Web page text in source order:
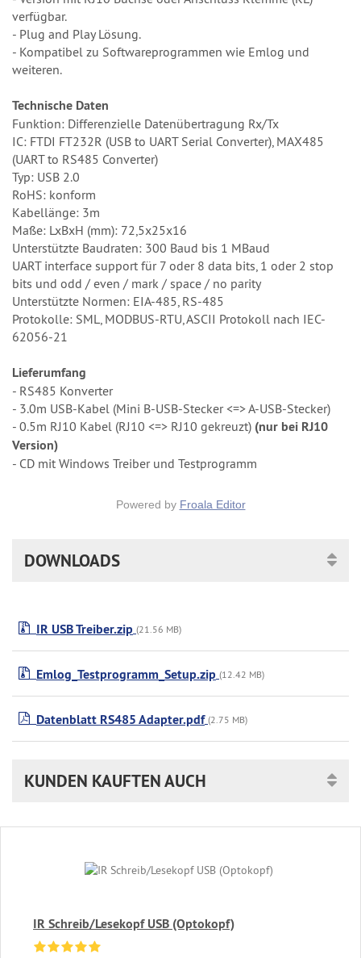
verfügbar.
- Plug and Play Lösung.
- Kompatibel zu Softwareprogrammen wie Emlog und
weiteren.
Technische Daten
Funktion: Differenzielle Datenübertragung Rx/Tx
IC: FTDI FT232R (USB to UART Serial Converter), MAX485
(UART to RS485 Converter)
Typ: USB 2.0
RoHS: konform
Kabellänge: 3m
Maße: LxBxH (mm): 72,5x25x16
Unterstützte Baudraten: 300 Baud bis 1 MBaud
UART interface support für 7 oder 8 data bits, 1 oder 2 stop
bits und odd / even / mark / space / no parity
Unterstützte Normen: EIA-485, RS-485
Protokolle: SML, MODBUS-RTU, ASCII Protokoll nach IEC-
62056-21
Lieferumfang
- RS485 Konverter
- 3.0m USB-Kabel (Mini B-USB-Stecker <=> A-USB-Stecker)
- 0.5m RJ10 Kabel (RJ10 <=> RJ10 gekreuzt) (nur bei RJ10
Version)
- CD mit Windows Treiber und Testprogramm
Powered by Froala Editor
DOWNLOADS
IR USB Treiber.zip (21.56 MB)
Emlog_Testprogramm_Setup.zip (12.42 MB)
Datenblatt RS485 Adapter.pdf (2.75 MB)
KUNDEN KAUFTEN AUCH
IR Schreib/Lesekopf USB (Optokopf)